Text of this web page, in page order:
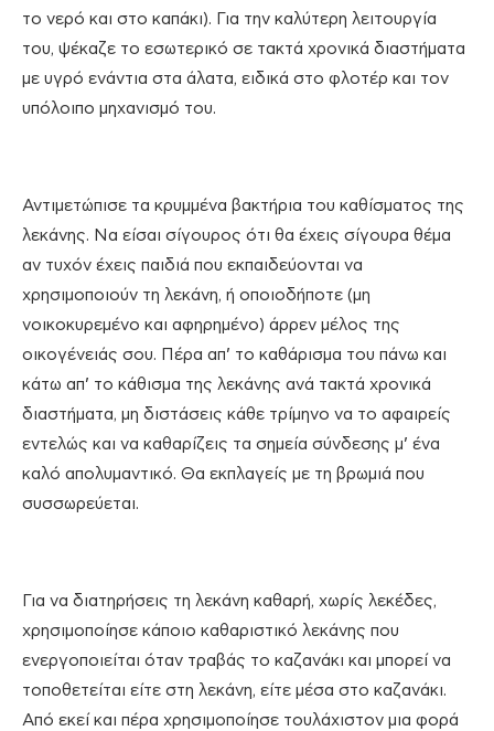
το νερό και στο καπάκι). Για την καλύτερη λειτουργία
του, ψέκαζε το εσωτερικό σε τακτά χρονικά διαστήματα
με υγρό ενάντια στα άλατα, ειδικά στο φλοτέρ και τον
υπόλοιπο μηχανισμό του.
Αντιμετώπισε τα κρυμμένα βακτήρια του καθίσματος της
λεκάνης. Να είσαι σίγουρος ότι θα έχεις σίγουρα θέμα
αν τυχόν έχεις παιδιά που εκπαιδεύονται να
χρησιμοποιούν τη λεκάνη, ή οποιοδήποτε (μη
νοικοκυρεμένο και αφηρημένο) άρρεν μέλος της
οικογένειάς σου. Πέρα απ’ το καθάρισμα του πάνω και
κάτω απ’ το κάθισμα της λεκάνης ανά τακτά χρονικά
διαστήματα, μη διστάσεις κάθε τρίμηνο να το αφαιρείς
εντελώς και να καθαρίζεις τα σημεία σύνδεσης μ’ ένα
καλό απολυμαντικό. Θα εκπλαγείς με τη βρωμιά που
συσσωρεύεται.
Για να διατηρήσεις τη λεκάνη καθαρή, χωρίς λεκέδες,
χρησιμοποίησε κάποιο καθαριστικό λεκάνης που
ενεργοποιείται όταν τραβάς το καζανάκι και μπορεί να
τοποθετείται είτε στη λεκάνη, είτε μέσα στο καζανάκι.
Από εκεί και πέρα χρησιμοποίησε τουλάχιστον μια φορά